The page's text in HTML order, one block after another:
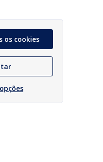
os cookies